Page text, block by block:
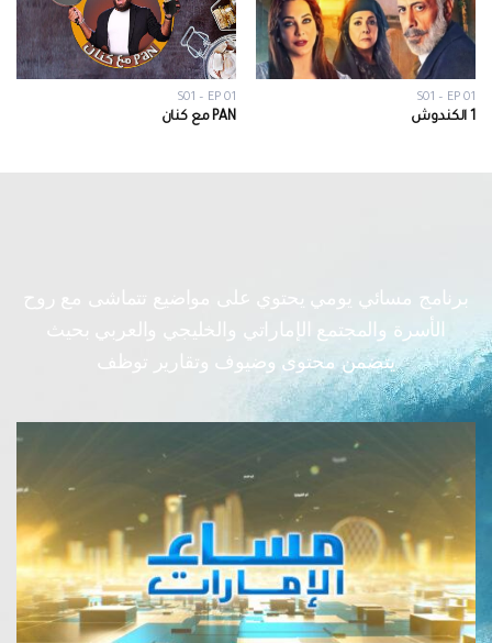
S01 – EP 01
1 الكندوش
S01 – EP 01
PAN مع كنان
برنامج مسائي يومي يحتوي على مواضيع تتماشى مع روح
الأسرة والمجتمع الإماراتي والخليجي والعربي بحيث
يتضمن محتوى وضيوف وتقارير توظف